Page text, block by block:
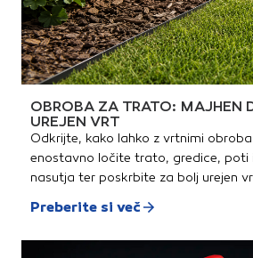
OBROBA ZA TRATO: MAJHEN
UREJEN VRT
Odkrijte, kako lahko z vrtnimi
enostavno ločite trato, gredice, poti
nasutja ter poskrbite za bolj urejen
Preberite si več